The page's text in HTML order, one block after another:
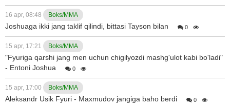
16 apr, 08:48 Boks/MMA
Joshuaga ikki jang taklif qilindi, bittasi Tayson bilan 0
15 apr, 17:21 Boks/MMA
"Fyuriga qarshi jang men uchun chigilyozdi mashg'ulot kabi bo'ladi"
- Entoni Joshua
0
15 apr, 17:00 Boks/MMA
Aleksandr Usik Fyuri - Maxmudov jangiga baho berdi 0